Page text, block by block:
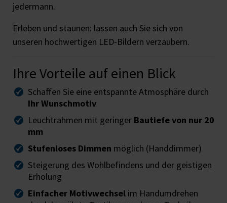
jedermann.
Erleben und staunen: lassen auch Sie sich von
unseren hochwertigen LED-Bildern verzaubern.
Ihre Vorteile auf einen Blick
Schaffen Sie eine entspannte Atmosphäre durch
Ihr Wunschmotiv
Leuchtrahmen mit geringer Bautiefe von nur 20
mm
Stufenloses Dimmen möglich (Handdimmer)
Steigerung des Wohlbefindens und der geistigen
Erholung
Einfacher Motivwechsel im Handumdrehen